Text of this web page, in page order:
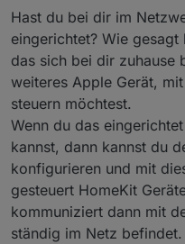
Hast du bei dir im
eingerichtet? Wie
das sich bei dir zuhause
weiteres Apple Gerät,
steuern möchtest.
Wenn du das
kannst, dann kannst du
konfigurieren und mit
gesteuert HomeKit
kommuniziert dann mit
ständig im Netz befindet.